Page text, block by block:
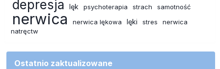
depresja lęk psychoterapia strach samotność
nerwica nerwica lękowa lęki stres
nerwica
natręctw
Ostatnio zaktualizowane